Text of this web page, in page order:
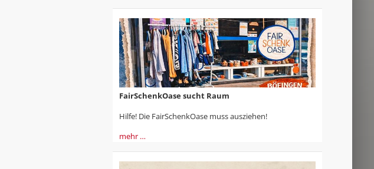
FairSchenkOase sucht Raum
Hilfe! Die FairSchenkOase muss ausziehen!
mehr …